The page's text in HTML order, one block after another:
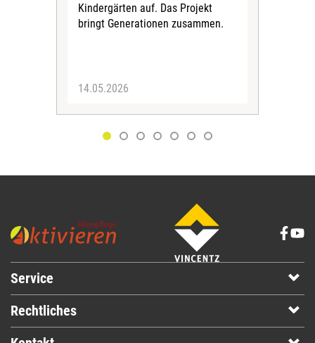
Kindergärten auf. Das Projekt
bringt Generationen zusammen.
14.05.2026
Service
Rechtliches